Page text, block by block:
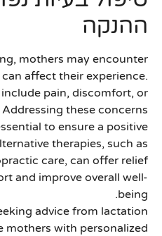
ההנקה
mothers may encounter
affect their experience.
pain, discomfort, or
these concerns
to ensure a positive
therapies, such as
care, can offer relief
and improve overall well-
being.
advice from lactation
mothers with personalized